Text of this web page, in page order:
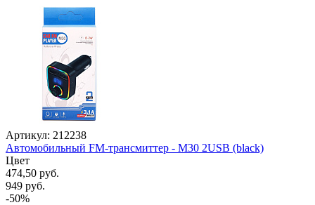
Артикул: 212238
Автомобильный FM-трансмиттер - M30 2USB (black)
Цвет
474,50 руб.
949 руб.
-50%